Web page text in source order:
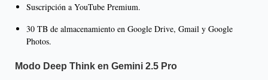
Suscripción a YouTube Premium.
30 TB de almacenamiento en Google Drive, Gmail y Google
Photos.
Modo Deep Think en Gemini 2.5 Pro